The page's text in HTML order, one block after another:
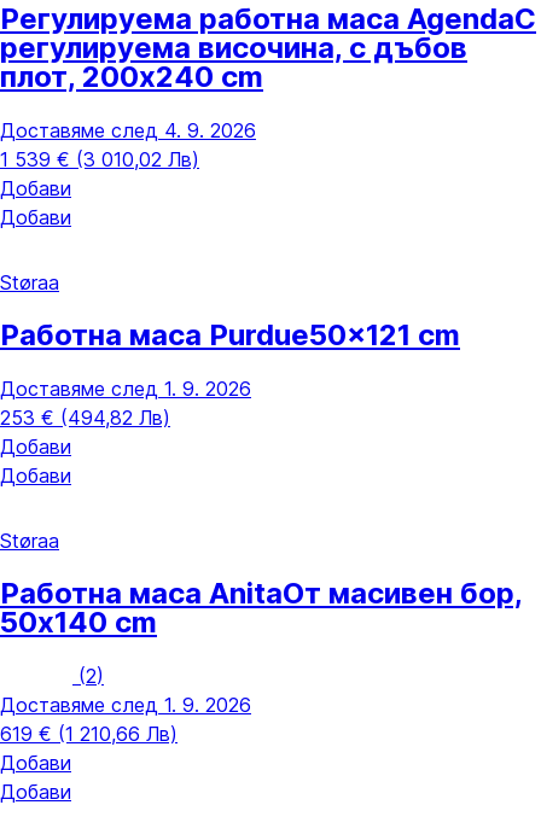
Регулируема работна маса AgendaС
регулируема височина, с дъбов
плот, 200x240 cm
Доставяме след 4. 9. 2026
1 539 € (3 010,02 Лв)
Добави
Добави
Støraa
Работна маса Purdue50x121 cm
Доставяме след 1. 9. 2026
253 € (494,82 Лв)
Добави
Добави
Støraa
Работна маса AnitaОт масивен бор,
50x140 cm
(2)
Доставяме след 1. 9. 2026
619 € (1 210,66 Лв)
Добави
Добави